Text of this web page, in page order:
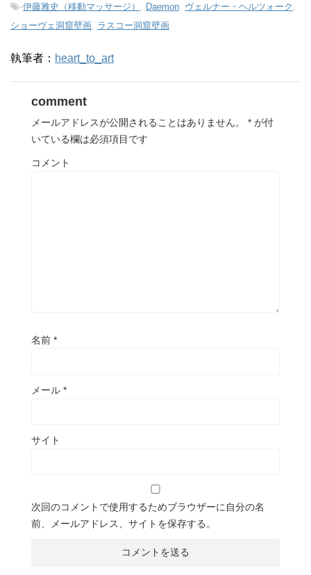
-伊藤雅史（移動マッサージ） Daemon ヴェルナー・ヘルツォーク
ショーヴェ洞窟壁画 ラスコー洞窟壁画
執筆者： heart_to_art
comment
メールアドレスが公開されることはありません。 * が付
いている欄は必須項目です
コメント
名前 *
メール *
サイト
次回のコメントで使用するためブラウザーに自分の名
前、メールアドレス、サイトを保存する。